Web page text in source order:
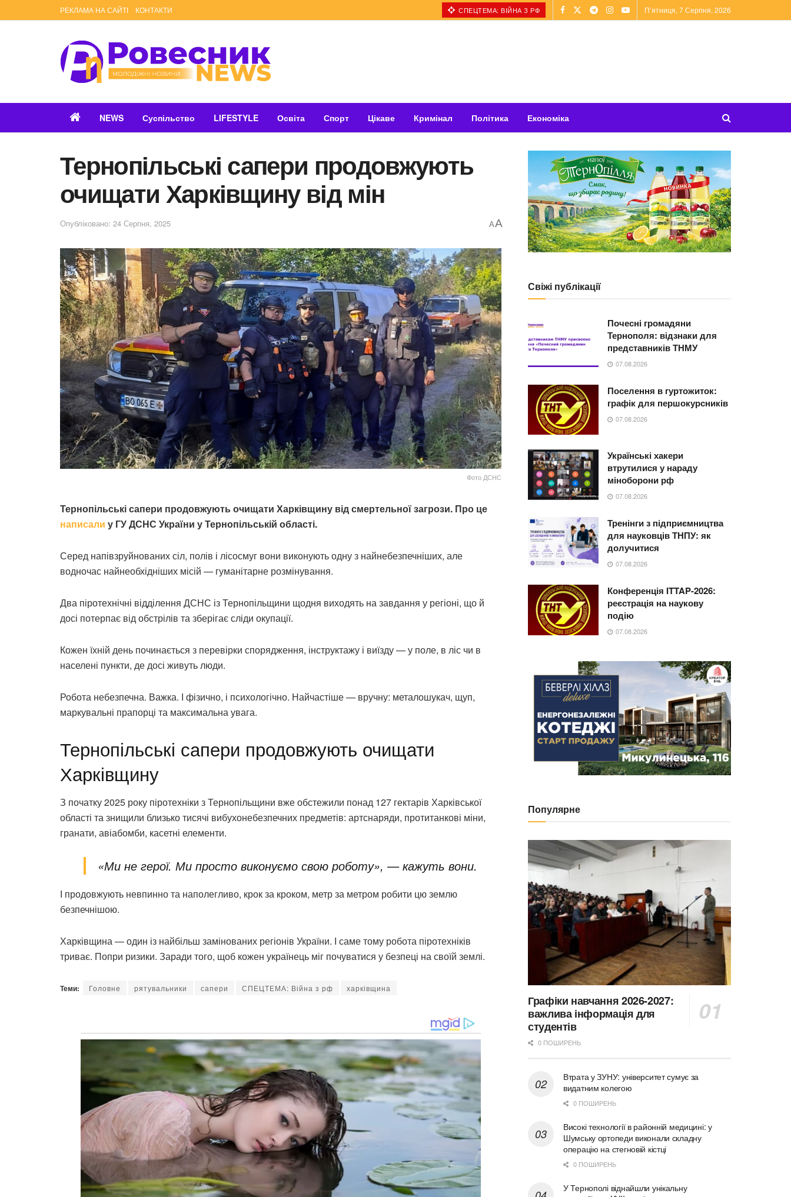
РЕКЛАМА НА САЙТІ КОНТАКТИ СПЕЦТЕМА: ВІЙНА З РФ П’ятниця, 7 Серпня, 2026
NEWS Суспільство LIFESTYLE Освіта Спорт Цікаве Кримінал Політика Економіка
Тернопільські сапери продовжують
очищати Харківщину від мін
Опубліковано: 24 Серпня, 2025 AA
Фото ДСНС
Тернопільські сапери продовжують очищати Харківщину від смертельної загрози. Про це
написали у ГУ ДСНС України у Тернопільській області.
Серед напівзруйнованих сіл, полів і лісосмуг вони виконують одну з найнебезпечніших, але
водночас найнеобхідніших місій — гуманітарне розмінування.
Два піротехнічні відділення ДСНС із Тернопільщини щодня виходять на завдання у регіоні, що й
досі потерпає від обстрілів та зберігає сліди окупації.
Кожен їхній день починається з перевірки спорядження, інструктажу і виїзду — у поле, в ліс чи в
населені пункти, де досі живуть люди.
Робота небезпечна. Важка. І фізично, і психологічно. Найчастіше — вручну: металошукач, щуп,
маркувальні прапорці та максимальна увага.
Тернопільські сапери продовжують очищати
Харківщину
З початку 2025 року піротехніки з Тернопільщини вже обстежили понад 127 гектарів Харківської
області та знищили близько тисячі вибухонебезпечних предметів: артснаряди, протитанкові міни,
гранати, авіабомби, касетні елементи.
«Ми не герої. Ми просто виконуємо свою роботу», — кажуть вони.
І продовжують невпинно та наполегливо, крок за кроком, метр за метром робити цю землю
безпечнішою.
Харківщина — один із найбільш замінованих регіонів України. І саме тому робота піротехніків
триває. Попри ризики. Заради того, щоб кожен українець міг почуватися у безпеці на своїй землі.
Теми: Головне рятувальники сапери СПЕЦТЕМА: Війна з рф харківщина
Свіжі публікації
Почесні громадяни
Тернополя: відзнаки для
представників ТНМУ
07.08.2026
Поселення в гуртожиток:
графік для першокурсників
07.08.2026
Українські хакери
втрутилися у нараду
міноборони рф
07.08.2026
Тренінги з підприємництва
для науковців ТНПУ: як
долучитися
07.08.2026
Конференція ITTAP-2026:
реєстрація на наукову
подію
07.08.2026
Популярне
Графіки навчання 2026-2027:
важлива інформація для
студентів
0 ПОШИРЕНЬ
Втрата у ЗУНУ: університет сумує за
видатним колегою
0 ПОШИРЕНЬ
Високі технології в районній медицині: у
Шумську ортопеди виконали складну
операцію на стегновій кістці
0 ПОШИРЕНЬ
У Тернополі віднайшли унікальну